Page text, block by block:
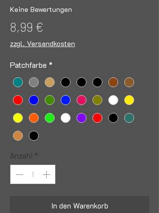
Keine Bewertungen
8,99 €
zzgl. Versandkosten
Patchfarbe *
Anzahl *
In den Warenkorb